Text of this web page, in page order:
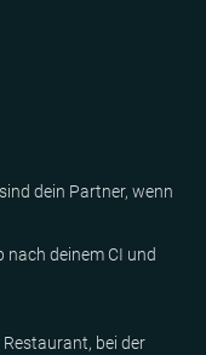
dein Partner, wenn
nach deinem CI und
bei der